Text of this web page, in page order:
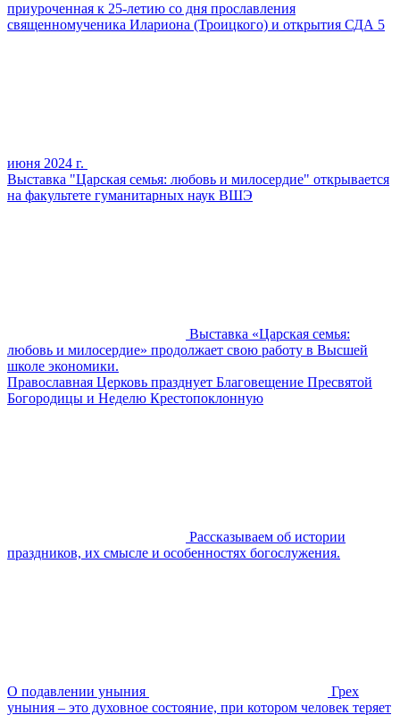
приуроченная к 25-летию со дня прославления
священномученика Илариона (Троицкого) и открытия СДА 5
июня 2024 г.
Выставка "Царская семья: любовь и милосердие" открывается
на факультете гуманитарных наук ВШЭ
Выставка «Царская семья:
любовь и милосердие» продолжает свою работу в Высшей
школе экономики.
Православная Церковь празднует Благовещение Пресвятой
Богородицы и Неделю Крестопоклонную
Рассказываем об истории
праздников, их смысле и особенностях богослужения.
О подавлении уныния
Грех
уныния – это духовное состояние, при котором человек теряет